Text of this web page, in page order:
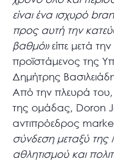
είναι ένα ισχυρό
προς αυτή την
βαθμό» είπε μετά
προϊστάμενος της
Δημήτρης
Από την πλευρά του,
της ομάδας, Doron
αντιπρόεδρος
σύνδεση μεταξύ της
αθλητισμού και